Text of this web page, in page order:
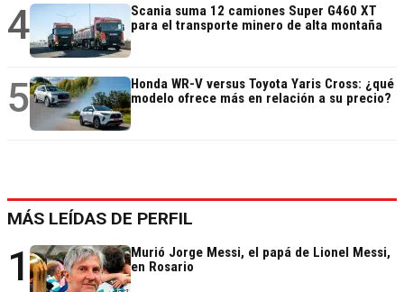
4
Scania suma 12 camiones Super G460 XT
para el transporte minero de alta montaña
5
Honda WR-V versus Toyota Yaris Cross: ¿qué
modelo ofrece más en relación a su precio?
MÁS LEÍDAS DE PERFIL
1
Murió Jorge Messi, el papá de Lionel Messi,
en Rosario